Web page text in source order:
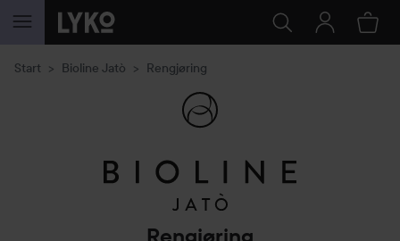
GÅ TIL INNHOLD
Start Bioline Jatò Rengjøring